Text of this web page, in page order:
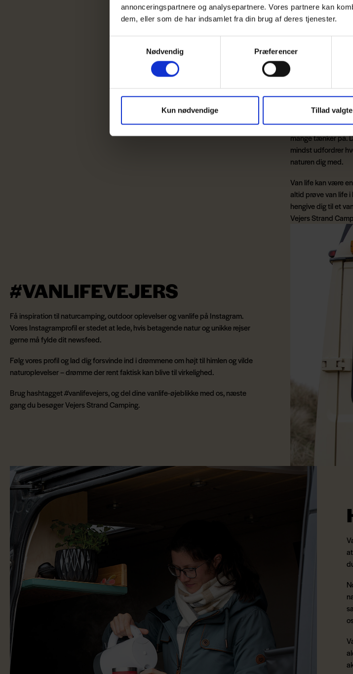
annonceringspartnere og analysepartnere. Vores partnere kan
dem, eller som de har indsamlet fra din brug af deres tjenester.
Nødvendig
Præferencer
Kun nødvendige Tillad valgte
Besøg Vejers
Hvad
Van life er
mange tænker på.
mindst udfordrer
naturen dig med.
Van life kan være
altid prøve van life
hengive dig til et
Vejers Strand
#VANLIFEVEJERS
Få inspiration til naturcamping, outdoor oplevelser og vanlife på Instagram.
Vores Instagramprofil er stedet at lede, hvis betagende natur og unikke rejser
gerne må fylde dit newsfeed.
Følg vores profil og lad dig forsvinde ind i drømmene om højt til himlen og vilde
naturoplevelser – drømme der rent faktisk kan blive til virkelighed.
Brug hashtagget #vanlifevejers, og del dine vanlife-øjeblikke med os, næste
gang du besøger Vejers Strand Camping.